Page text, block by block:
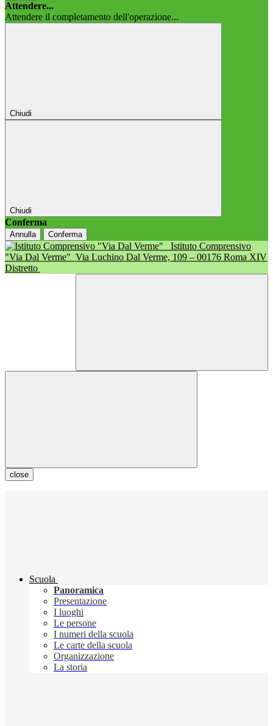
Attendere...
Attendere il completamento dell'operazione...
Chiudi
Chiudi
Conferma
Annulla Conferma
Istituto Comprensivo
"Via Dal Verme" Via Luchino Dal Verme, 109 – 00176 Roma XIV
Distretto
close
Scuola
Panoramica
Presentazione
I luoghi
Le persone
I numeri della scuola
Le carte della scuola
Organizzazione
La storia